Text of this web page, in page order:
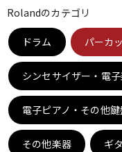
ドラム
キーボード
管楽器
Rolandのカテゴリ
ドラム パーカ
シンセサイザー・電
電子ピアノ・その他
その他楽器 ギ